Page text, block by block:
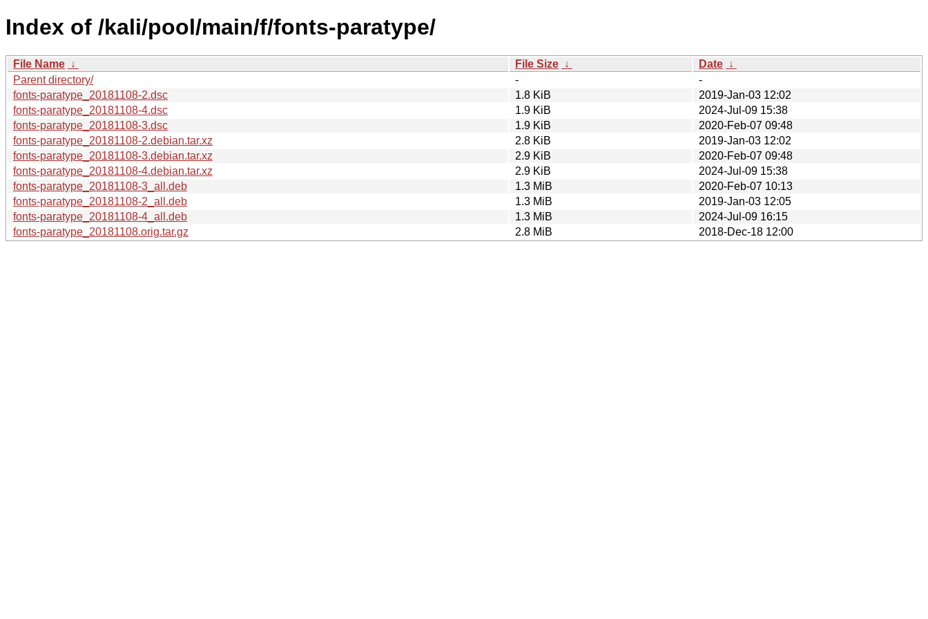
Index of /kali/pool/main/f/fonts-paratype/
File Name ↓ File Size ↓ Date ↓
Parent directory/
-
-
fonts-paratype_20181108-2.dsc
1.8 KiB
2019-Jan-03 12:02
fonts-paratype_20181108-4.dsc
1.9 KiB
2024-Jul-09 15:38
fonts-paratype_20181108-3.dsc
1.9 KiB
2020-Feb-07 09:48
fonts-paratype_20181108-2.debian.tar.xz
2.8 KiB
2019-Jan-03 12:02
fonts-paratype_20181108-3.debian.tar.xz
2.9 KiB
2020-Feb-07 09:48
fonts-paratype_20181108-4.debian.tar.xz
2.9 KiB
2024-Jul-09 15:38
fonts-paratype_20181108-3_all.deb
1.3 MiB
2020-Feb-07 10:13
fonts-paratype_20181108-2_all.deb
1.3 MiB
2019-Jan-03 12:05
fonts-paratype_20181108-4_all.deb
1.3 MiB
2024-Jul-09 16:15
fonts-paratype_20181108.orig.tar.gz
2.8 MiB 2018-Dec-18 12:00